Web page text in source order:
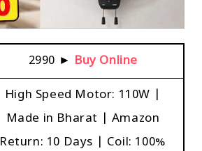
₹2990 ► Buy Online
High Speed Motor: 110W |
Made in Bharat | Amazon
Return: 10 Days | Coil: 100%